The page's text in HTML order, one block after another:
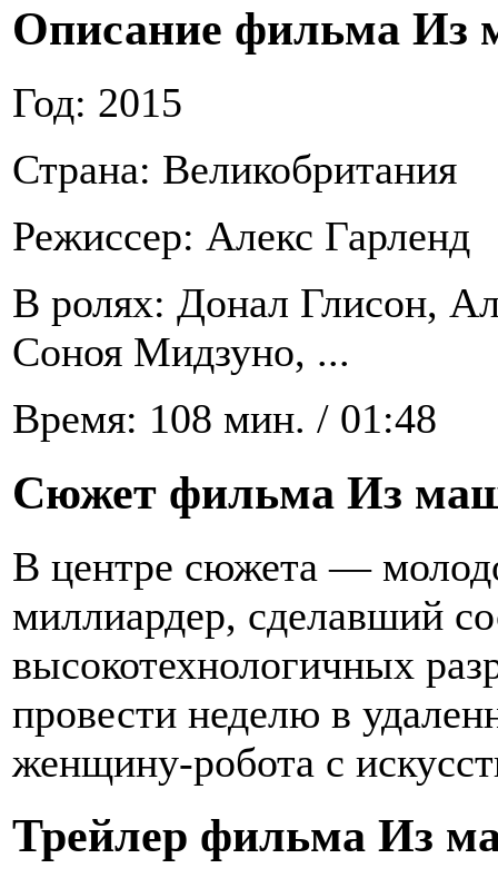
Описание фильма
Год: 2015
Страна: Великобритания
Режиссер: Алекс Гарленд
В ролях: Донал Глисон,
Соноя Мидзуно, ...
Время: 108 мин. / 01:48
Сюжет фильма Из
В центре сюжета —
миллиардер, сделавший
высокотехнологичных
провести неделю в
женщину-робота с
Трейлер фильма Из